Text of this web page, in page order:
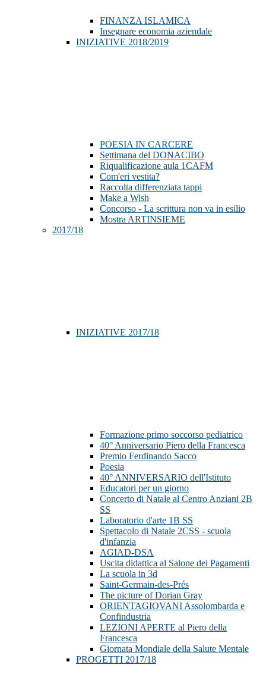
FINANZA ISLAMICA
Insegnare economia aziendale
INIZIATIVE 2018/2019
POESIA IN CARCERE
Settimana del DONACIBO
Riqualificazione aula 1CAFM
Com'eri vestita?
Raccolta differenziata tappi
Make a Wish
Concorso - La scrittura non va in esilio
Mostra ARTINSIEME
2017/18
INIZIATIVE 2017/18
Formazione primo soccorso pediatrico
40° Anniversario Piero della Francesca
Premio Ferdinando Sacco
Poesia
40° ANNIVERSARIO dell'Istituto
Educatori per un giorno
Concerto di Natale al Centro Anziani 2B
SS
Laboratorio d'arte 1B SS
Spettacolo di Natale 2CSS - scuola
d'infanzia
AGIAD-DSA
Uscita didattica al Salone dei Pagamenti
La scuola in 3d
Saint-Germain-des-Prés
The picture of Dorian Gray
ORIENTAGIOVANI Assolombarda e
Confindustria
LEZIONI APERTE al Piero della
Francesca
Giornata Mondiale della Salute Mentale
PROGETTI 2017/18